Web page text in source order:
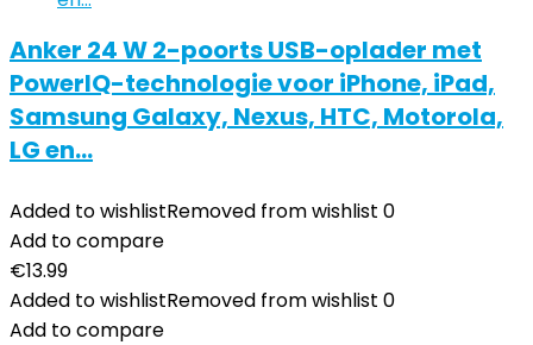
Anker 24 W 2-poorts USB-oplader met
PowerIQ-technologie voor iPhone, iPad,
Samsung Galaxy, Nexus, HTC, Motorola,
LG en…
Added to wishlistRemoved from wishlist 0
Add to compare
€13.99
Added to wishlistRemoved from wishlist 0
Add to compare